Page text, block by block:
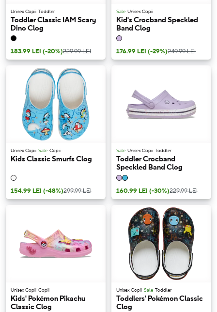
Unisex Copii Toddler
Toddler Classic IAM Scary
Dino Clog
183.99 LEI (-20%)229.99 LEI
Sale Unisex Copii
Kid's Crocband Speckled
Band Clog
176.99 LEI (-29%)249.99 LEI
Unisex Copii Sale Copii
Kids Classic Smurfs Clog
154.99 LEI (-48%)299.99 LEI
Sale Unisex Copii Toddler
Toddler Crocband
Speckled Band Clog
160.99 LEI (-30%)229.99 LEI
Unisex Copii Copii
Kids' Pokémon Pikachu
Classic Clog
Unisex Copii Sale Toddler
Toddlers' Pokémon Classic
Clog